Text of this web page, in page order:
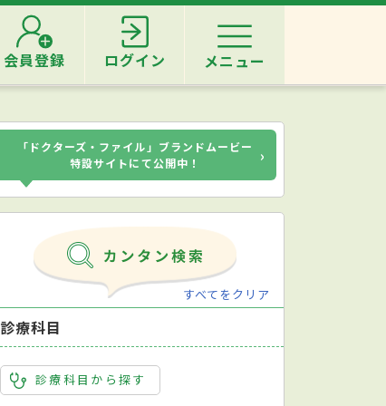
会員登録 ログイン メニュー
「ドクターズ・ファイル」ブランドムービー
特設サイトにて公開中！
›
すべてをクリア
診療科目
診療科目から探す